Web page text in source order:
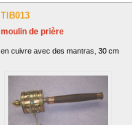
TIB013
moulin de prière
en cuivre avec des mantras, 30 cm